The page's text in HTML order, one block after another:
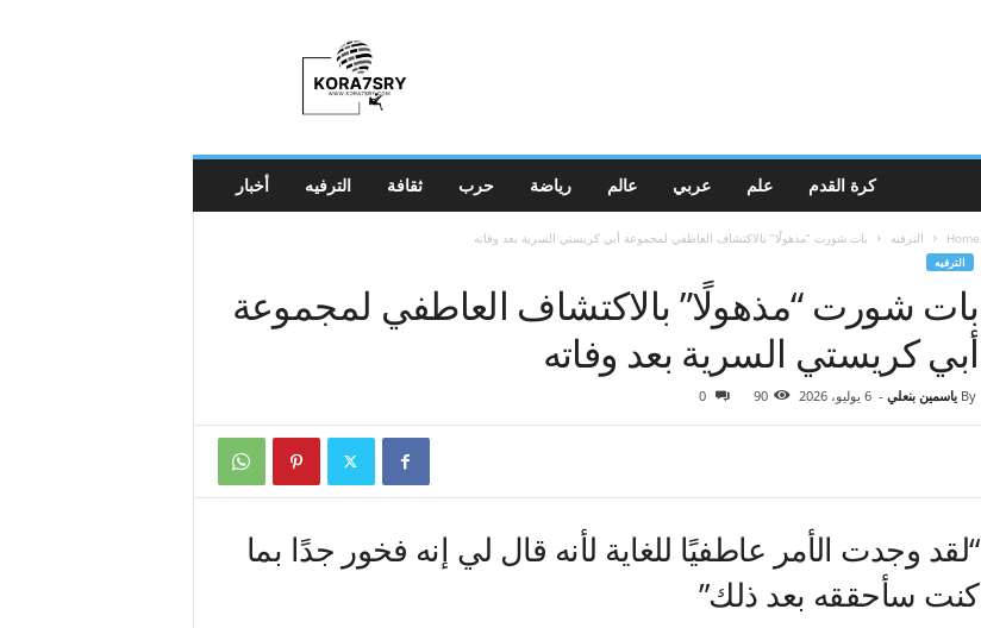
أخبار الترفيه ثقافة حرب رياضة عالم عربي علم كرة القدم
Home الترفيه بات شورت “مذهولًا” بالاكتشاف العاطفي لمجموعة أبي كريستي السرية بعد وفاته
الترفيه
بات شورت “مذهولًا” بالاكتشاف العاطفي لمجموعة
أبي كريستي السرية بعد وفاته
By ياسمين بنعلي - 6 يوليو، 2026 90
0
“لقد وجدت الأمر عاطفيًا للغاية لأنه قال لي إنه فخور جدًا بما
كنت سأحققه بعد ذلك”